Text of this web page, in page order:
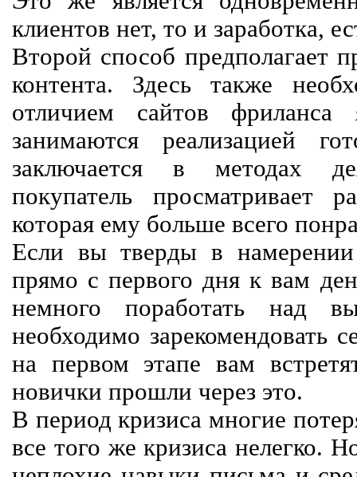
клиентов нет, то и заработка,
Второй способ предполагает
контента. Здесь также
отличием сайтов
занимаются реализацией
заключается в методах
покупатель просматривает
которая ему больше всего
Если вы тверды в
прямо с первого дня к вам
немного поработать над
необходимо зарекомендовать
на первом этапе вам
новички прошли через это.
В период кризиса многие
все того же кризиса нелегко.